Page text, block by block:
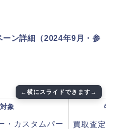
ン詳細（2024年9月・参
象 特
・カスタムパー
買取査定